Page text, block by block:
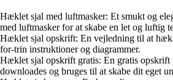
Hæklet sjal med luftmasker: Et smukt og
med luftmasker for at skabe en let og luftig
Hæklet sjal opskrift: En vejledning til at
for-trin instruktioner og diagrammer.
Hæklet sjal opskrift gratis: En gratis opskrift
downloades og bruges til at skabe dit eget